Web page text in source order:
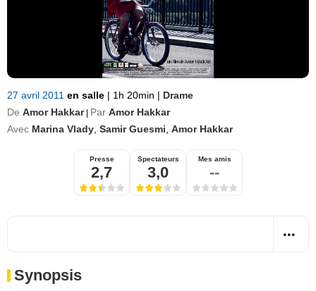
27 avril 2011 en salle | 1h 20min | Drame
De Amor Hakkar Par Amor Hakkar
Avec Marina Vlady Samir Guesmi Amor Hakkar
Presse
2,7
Spectateurs
3,0
Mes amis
--
Synopsis